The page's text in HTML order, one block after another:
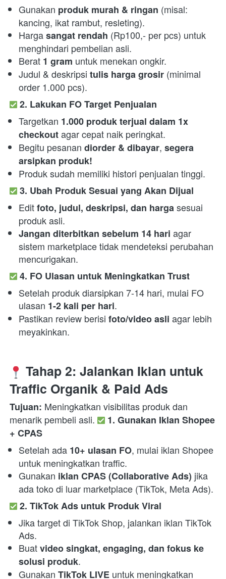
Gunakan produk murah & ringan (misal:
kancing, ikat rambut, resleting).
Harga sangat rendah (Rp100,- per pcs) untuk
menghindari pembelian asli.
Berat 1 gram untuk menekan ongkir.
Judul & deskripsi tulis harga grosir (minimal
order 1.000 pcs).
2. Lakukan FO Target Penjualan
Targetkan 1.000 produk terjual dalam 1x
checkout agar cepat naik peringkat.
Begitu pesanan diorder & dibayar, segera
arsipkan produk!
Produk sudah memiliki histori penjualan tinggi.
3. Ubah Produk Sesuai yang Akan Dijual
Edit foto, judul, deskripsi, dan harga sesuai
produk asli.
Jangan diterbitkan sebelum 14 hari agar
sistem marketplace tidak mendeteksi perubahan
mencurigakan.
4. FO Ulasan untuk Meningkatkan Trust
Setelah produk diarsipkan 7-14 hari, mulai FO
ulasan 1-2 kali per hari.
Pastikan review berisi foto/video asli agar lebih
meyakinkan.
Tahap 2: Jalankan Iklan untuk
Traffic Organik & Paid Ads
Tujuan: Meningkatkan visibilitas produk dan
menarik pembeli asli.
1. Gunakan Iklan Shopee
+ CPAS
Setelah ada 10+ ulasan FO, mulai iklan Shopee
untuk meningkatkan traffic.
Gunakan iklan CPAS (Collaborative Ads) jika
ada toko di luar marketplace (TikTok, Meta Ads).
2. TikTok Ads untuk Produk Viral
Jika target di TikTok Shop, jalankan iklan TikTok
Ads.
Buat video singkat, engaging, dan fokus ke
solusi produk.
Gunakan TikTok LIVE untuk meningkatkan